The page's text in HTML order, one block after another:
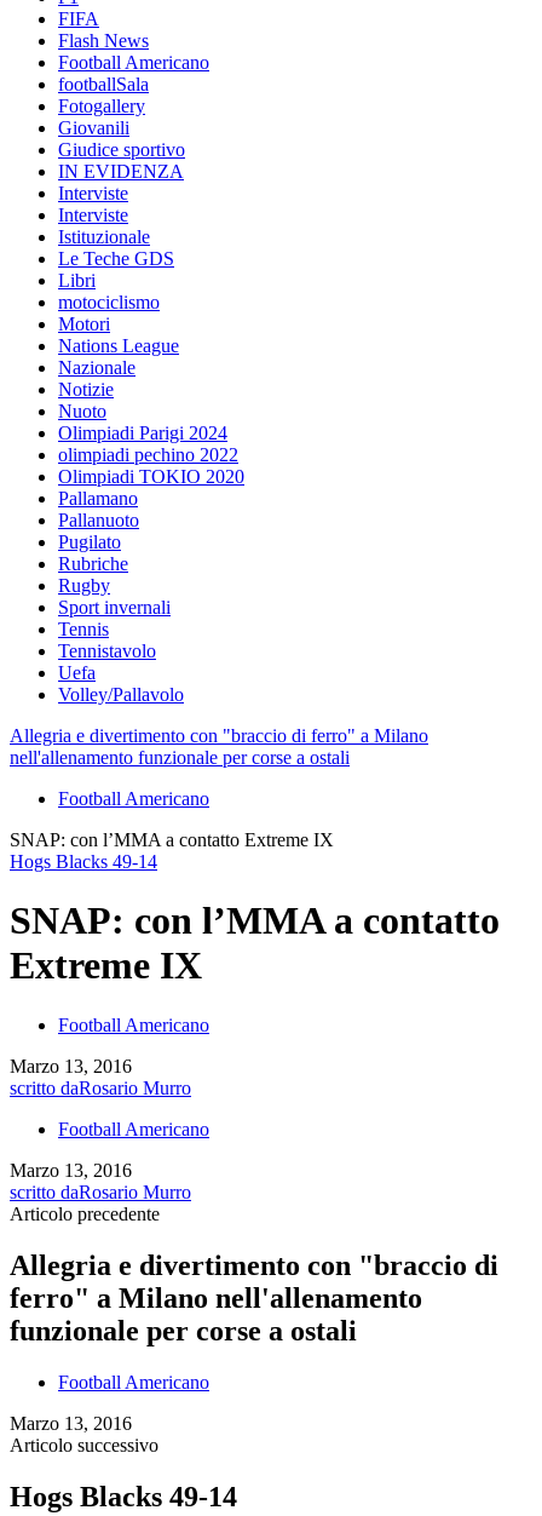
FIFA
Flash News
Football Americano
footballSala
Fotogallery
Giovanili
Giudice sportivo
IN EVIDENZA
Interviste
Interviste
Istituzionale
Le Teche GDS
Libri
motociclismo
Motori
Nations League
Nazionale
Notizie
Nuoto
Olimpiadi Parigi 2024
olimpiadi pechino 2022
Olimpiadi TOKIO 2020
Pallamano
Pallanuoto
Pugilato
Rubriche
Rugby
Sport invernali
Tennis
Tennistavolo
Uefa
Volley/Pallavolo
Allegria e divertimento con "braccio di ferro" a Milano
nell'allenamento funzionale per corse a ostali
Football Americano
SNAP: con l’MMA a contatto Extreme IX
Hogs Blacks 49-14
SNAP: con l’MMA a contatto
Extreme IX
Football Americano
Marzo 13, 2016
scritto daRosario Murro
Football Americano
Marzo 13, 2016
scritto daRosario Murro
Articolo precedente
Allegria e divertimento con "braccio di
ferro" a Milano nell'allenamento
funzionale per corse a ostali
Football Americano
Marzo 13, 2016
Articolo successivo
Hogs Blacks 49-14